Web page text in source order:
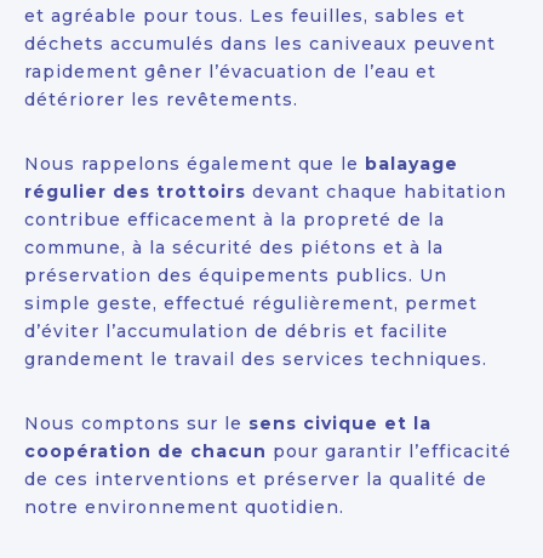
et agréable pour tous. Les feuilles, sables et
déchets accumulés dans les caniveaux peuvent
rapidement gêner l’évacuation de l’eau et
détériorer les revêtements.
Nous rappelons également que le balayage
régulier des trottoirs devant chaque habitation
contribue efficacement à la propreté de la
commune, à la sécurité des piétons et à la
préservation des équipements publics. Un
simple geste, effectué régulièrement, permet
d’éviter l’accumulation de débris et facilite
grandement le travail des services techniques.
Nous comptons sur le sens civique et la
coopération de chacun pour garantir l’efficacité
de ces interventions et préserver la qualité de
notre environnement quotidien.